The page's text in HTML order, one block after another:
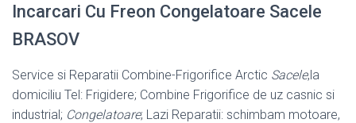
Incarcari Cu Freon Congelatoare Sacele
BRASOV
Service si Reparatii Combine-Frigorifice Arctic Sacele,la
domiciliu Tel: Frigidere; Combine Frigorifice de uz casnic si
industrial; Congelatoare; Lazi Reparatii: schimbam motoare,